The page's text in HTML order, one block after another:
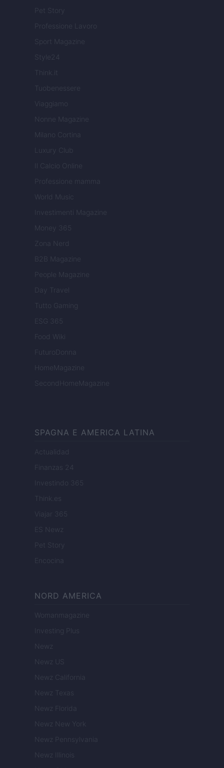
Pet Story
Professione Lavoro
Sport Magazine
Style24
Think.it
Tuobenessere
Viaggiamo
Nonne Magazine
Milano Cortina
Luxury Club
Il Calcio Online
Professione mamma
World Music
Investimenti Magazine
Money 365
Zona Nerd
B2B Magazine
People Magazine
Day Travel
Tutto Gaming
ESG 365
Food Wiki
FuturoDonna
HomeMagazine
SecondHomeMagazine
SPAGNA E AMERICA LATINA
Actualidad
Finanzas 24
Investindo 365
Think.es
Viajar 365
ES Newz
Pet Story
Encocina
NORD AMERICA
Womanmagazine
Investing Plus
Newz
Newz US
Newz California
Newz Texas
Newz Florida
Newz New York
Newz Pennsylvania
Newz Illinois